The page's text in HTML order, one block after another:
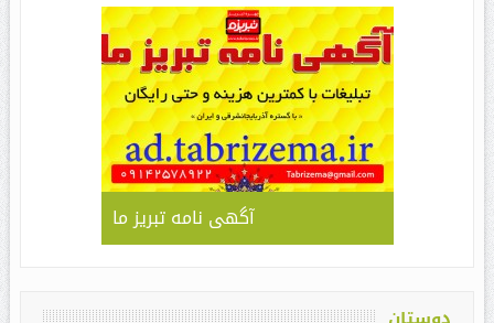
آگهی نامه تبریز ما